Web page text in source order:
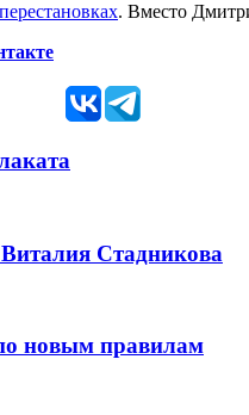
. Вместо
Стадникова
новым правилам